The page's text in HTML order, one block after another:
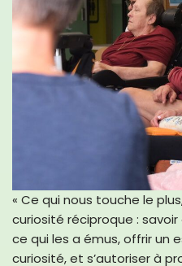
« Ce qui nous touche le
curiosité réciproque :
ce qui les a émus, offrir un
curiosité, et s’autoriser à